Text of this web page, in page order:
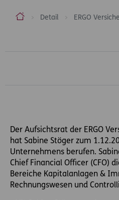
ERGO Versicherung
Detail ERGO
Der Aufsichtsrat der ERGO
hat Sabine Stöger zum
Unternehmens berufen.
Chief Financial Officer (CFO)
Bereiche Kapitalanlagen &
Rechnungswesen und